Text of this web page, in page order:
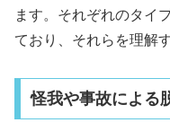
ます。それぞれのタイ
ており、それらを理解
怪我や事故による